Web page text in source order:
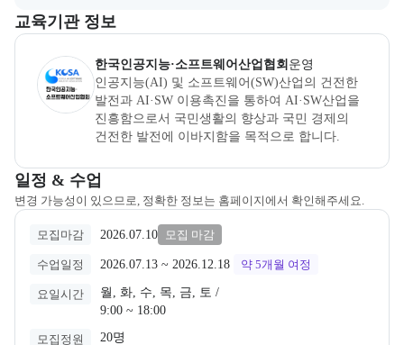
이 섹션에서는 부트캠프를 운영하거나 주관하는 회사의 정보를 카드
교육기관 정보
한국인공지능소프트웨어산업협회 은(는) 본 부트캠프의
한국인공지능·소프트웨어산업협회 운영
인공지능(AI) 및 소프트웨어(SW)산업의 건전한
발전과 AI·SW 이용촉진을 통하여 AI·SW산업을
진흥함으로서 국민생활의 향상과 국민 경제의
건전한 발전에 이바지함을 목적으로 합니다.
일정 & 수업
변경 가능성이 있으므로, 정확한 정보는 홈페이지에서 확인해주세요.
교육과정 일정과 모집 상태에 따른 안내를 제공한다.
모집마감 2026.07.10 모집 마감
수업일정 2026.07.13 ~ 2026.12.18 약 5개월 여정
요일시간
월, 화, 수, 목, 금, 토 /
9:00 ~ 18:00
모집정원 20명